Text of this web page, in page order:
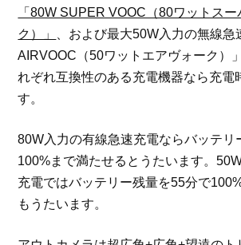
「80W SUPER VOOC（80ワットス
ク）」
、および最大50W入力の無線
AIRVOOC（50ワットエアヴォーク）
れぞれ互換性のある充電機器なら充電
す。
80W入力の有線急速充電ならバッテリ
100%まで満たせるとうたいます。
充電ではバッテリー残量を55分で
もうたいます。